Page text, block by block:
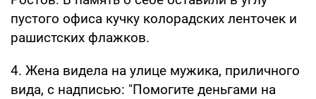
пустого офиса кучку колорадских ленточек и
рашистских флажков.
4. Жена видела на улице мужика, приличного
вида, с надписью: "Помогите деньгами на